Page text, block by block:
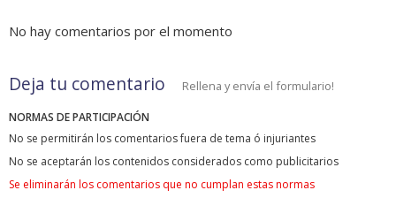
No hay comentarios por el momento
Deja tu comentario Rellena y envía el formulario!
NORMAS DE PARTICIPACIÓN
No se permitirán los comentarios fuera de tema ó injuriantes
No se aceptarán los contenidos considerados como publicitarios
Se eliminarán los comentarios que no cumplan estas normas